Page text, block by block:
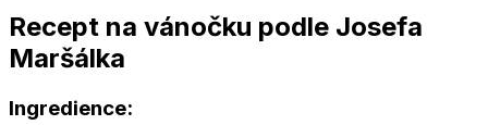
Recept na vánočku podle Josefa
Maršálka
Ingredience: